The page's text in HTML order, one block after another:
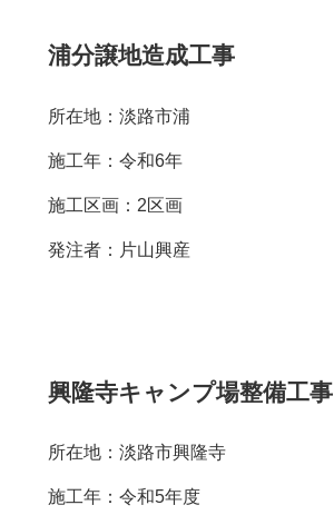
浦分譲地造成工事
所在地：淡路市浦
施工年：令和6年
施工区画：2区画
発注者：片山興産
興隆寺キャンプ場整備工事
所在地：淡路市興隆寺
施工年：令和5年度